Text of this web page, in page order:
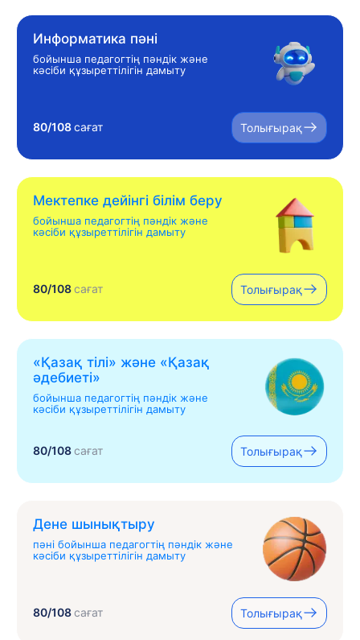
Информатика пәні
бойынша педагогтің пәндік және
кәсіби құзыреттілігін дамыту
80/108сағат Толығырақ
Мектепке дейінгі білім беру
бойынша педагогтің пәндік және
кәсіби құзыреттілігін дамыту
80/108сағат Толығырақ
«Қазақ тілі» жəне «Қазақ
əдебиеті»
бойынша педагогтің пәндік және
кәсіби құзыреттілігін дамыту
80/108сағат Толығырақ
Дене шынықтыру
пәні бойынша педагогтің пәндік және
кәсіби құзыреттілігін дамыту
80/108сағат Толығырақ